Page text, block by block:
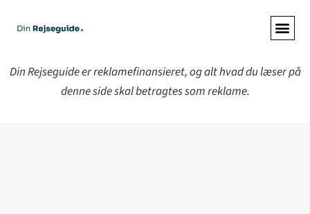
Din Rejseguide er reklamefinansieret, og alt hvad du læser på
denne side skal betragtes som reklame.